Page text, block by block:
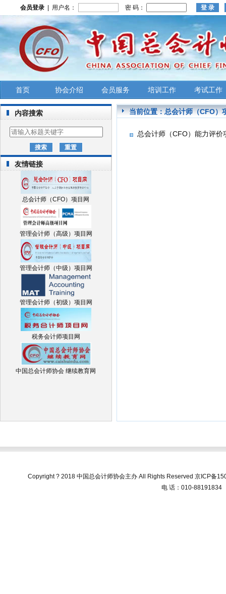
会员登录 | 用户名： 密 码：
首页 协会介绍 会员服务 培训工作 考试工作
内容搜索
友情链接
总会计师（CFO）项目网
管理会计师（高级）项目网
管理会计师（中级）项目网
管理会计师（初级）项目网
税务会计师项目网
中国总会计师协会 继续教育网
当前位置：总会计师（CFO）
总会计师（CFO）能力评价
Copyright ? 2018 中国总会计师协会主办 All Rights Reserved京ICP备
电 话：010-88191834